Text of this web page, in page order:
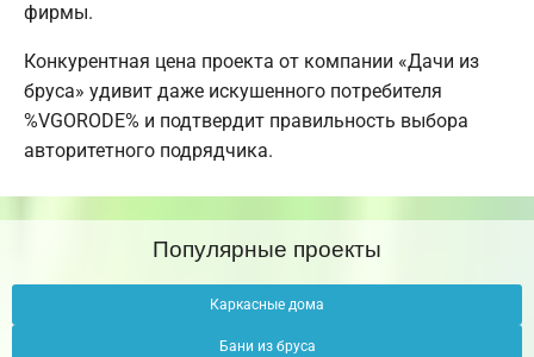
фирмы.
Конкурентная цена проекта от компании «Дачи из
бруса» удивит даже искушенного потребителя
%VGORODE% и подтвердит правильность выбора
авторитетного подрядчика.
Популярные проекты
Каркасные дома
Бани из бруса